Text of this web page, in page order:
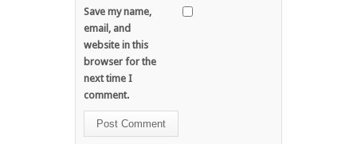
Save my name,
email, and
website in this
browser for the
next time I
comment.